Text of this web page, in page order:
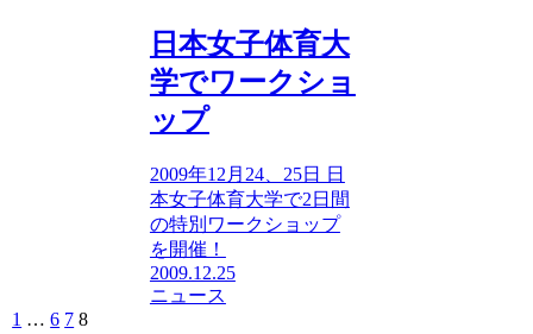
日本女子体育大
学でワークショ
ップ
2009年12月24、25日 日
本女子体育大学で2日間
の特別ワークショップ
を開催！
2009.12.25
ニュース
1 … 6 7 8